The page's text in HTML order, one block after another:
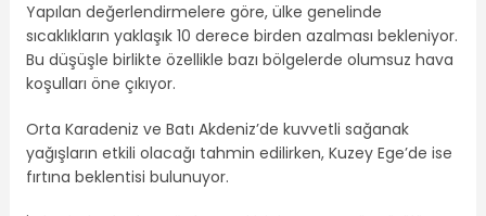
Yapılan değerlendirmelere göre, ülke genelinde
sıcaklıkların yaklaşık 10 derece birden azalması bekleniyor.
Bu düşüşle birlikte özellikle bazı bölgelerde olumsuz hava
koşulları öne çıkıyor.
Orta Karadeniz ve Batı Akdeniz’de kuvvetli sağanak
yağışların etkili olacağı tahmin edilirken, Kuzey Ege’de ise
fırtına beklentisi bulunuyor.